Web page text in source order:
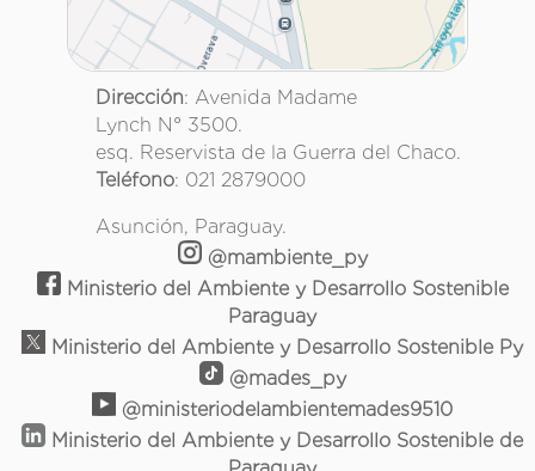
Dirección: Avenida Madame
Lynch N° 3500.
esq. Reservista de la Guerra del Chaco.
Teléfono: 021 2879000
Asunción, Paraguay.
@mambiente_py
Ministerio del Ambiente y Desarrollo Sostenible
Paraguay
Ministerio del Ambiente y Desarrollo Sostenible Py
@mades_py
@ministeriodelambientemades9510
Ministerio del Ambiente y Desarrollo Sostenible de